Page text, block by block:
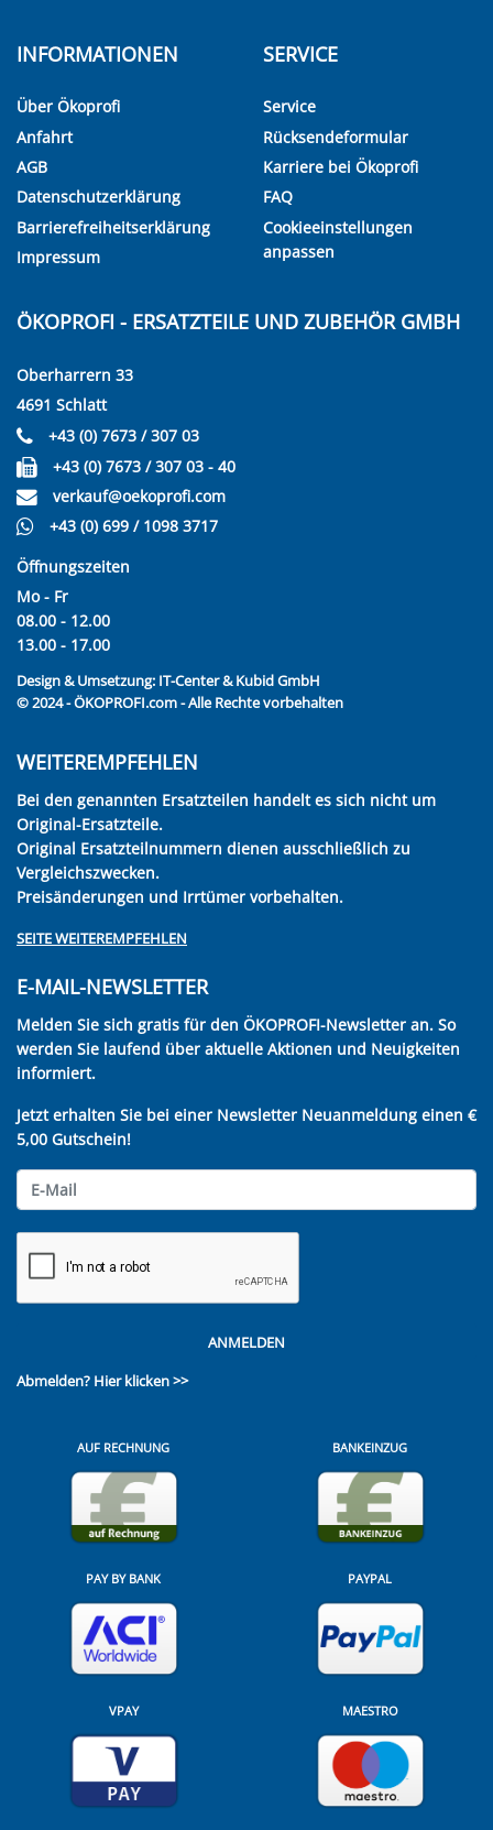
INFORMATIONEN
Über Ökoprofi
Anfahrt
AGB
Datenschutzerklärung
Barrierefreiheitserklärung
Impressum
SERVICE
Service
Rücksendeformular
Karriere bei Ökoprofi
FAQ
Cookieeinstellungen
anpassen
ÖKOPROFI - ERSATZTEILE UND ZUBEHÖR GMBH
Oberharrern 33
4691 Schlatt
+43 (0) 7673 / 307 03
+43 (0) 7673 / 307 03 - 40
verkauf@oekoprofi.com
+43 (0) 699 / 1098 3717
Öffnungszeiten
Mo - Fr
08.00 - 12.00
13.00 - 17.00
Design & Umsetzung: IT-Center & Kubid GmbH
© 2024 - ÖKOPROFI.com - Alle Rechte vorbehalten
WEITEREMPFEHLEN
Bei den genannten Ersatzteilen handelt es sich nicht um
Original-Ersatzteile.
Original Ersatzteilnummern dienen ausschließlich zu
Vergleichszwecken.
Preisänderungen und Irrtümer vorbehalten.
SEITE WEITEREMPFEHLEN
E-MAIL-NEWSLETTER
Melden Sie sich gratis für den ÖKOPROFI-Newsletter an. So
werden Sie laufend über aktuelle Aktionen und Neuigkeiten
informiert.
Jetzt erhalten Sie bei einer Newsletter Neuanmeldung einen €
5,00 Gutschein!
ANMELDEN
Abmelden? Hier klicken >>
AUF RECHNUNG BANKEINZUG
PAY BY BANK PAYPAL
VPAY MAESTRO